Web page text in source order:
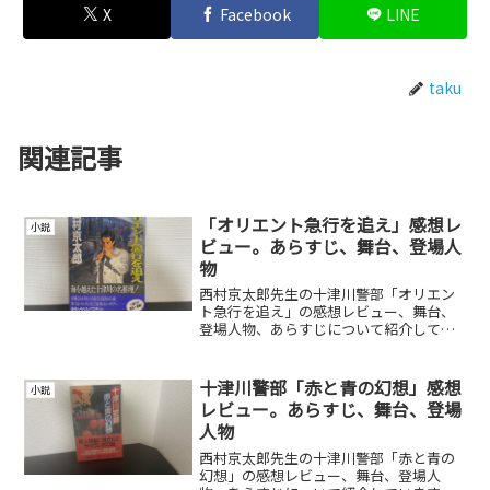
X Facebook LINE
taku
関連記事
小説
「オリエント急行を追え」感想レ
ビュー。あらすじ、舞台、登場人
物
西村京太郎先生の十津川警部「オリエン
ト急行を追え」の感想レビュー、舞台、
登場人物、あらすじについて紹介してい
小説
十津川警部「赤と青の幻想」感想
レビュー。あらすじ、舞台、登場
人物
西村京太郎先生の十津川警部「赤と青の
幻想」の感想レビュー、舞台、登場人